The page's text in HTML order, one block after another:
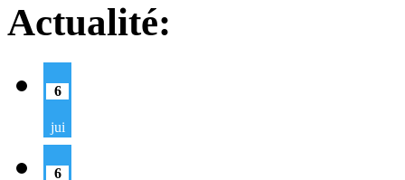
Actualité:
6
jui
6